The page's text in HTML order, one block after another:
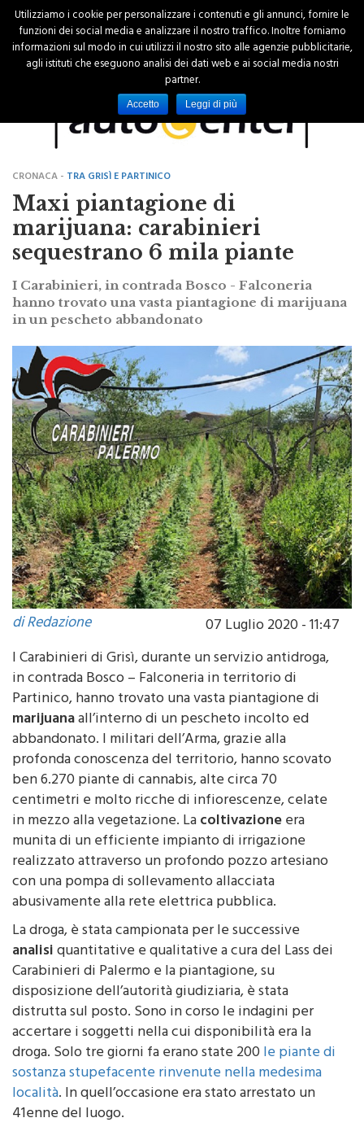
CRONACA -TRA GRISÌ E PARTINICO
Maxi piantagione di
marijuana: carabinieri
sequestrano 6 mila piante
I Carabinieri, in contrada Bosco - Falconeria
hanno trovato una vasta piantagione di marijuana
di Redazione
07 Luglio 2020 - 11:47
I Carabinieri di Grisì, durante un servizio antidroga,
in contrada Bosco – Falconeria in territorio di
Partinico, hanno trovato una vasta piantagione di
marijuanaall’interno di un pescheto incolto ed
abbandonato. I militari dell’Arma, grazie alla
profonda conoscenza del territorio, hanno scovato
ben 6.270 piante di cannabis, alte circa 70
centimetri e molto ricche di infiorescenze, celate
in mezzo alla vegetazione. Lacoltivazioneera
munita di un efficiente impianto di irrigazione
realizzato attraverso un profondo pozzo artesiano
con una pompa di sollevamento allacciata
abusivamente alla rete elettrica pubblica.
La droga, è stata campionata per le successive
analisiquantitative e qualitative a cura del Lass dei
Carabinieri di Palermo e la piantagione, su
disposizione dell’autorità giudiziaria, è stata
distrutta sul posto. Sono in corso le indagini per
accertare i soggetti nella cui disponibilità era la
droga. Solo tre giorni fa erano state 200le piante di
sostanza stupefacente rinvenute nella medesima
località. In quell’occasione era stato arrestato un
Utilizziamo i cookie per personalizzare i contenuti e gli annunci, fornire le
funzioni dei social media e analizzare il nostro traffico. Inoltre forniamo
informazioni sul modo in cui utilizzi il nostro sito alle agenzie pubblicitarie,
agli istituti che eseguono analisi dei dati web e ai social media nostri
partner.
Accetto Leggi di più